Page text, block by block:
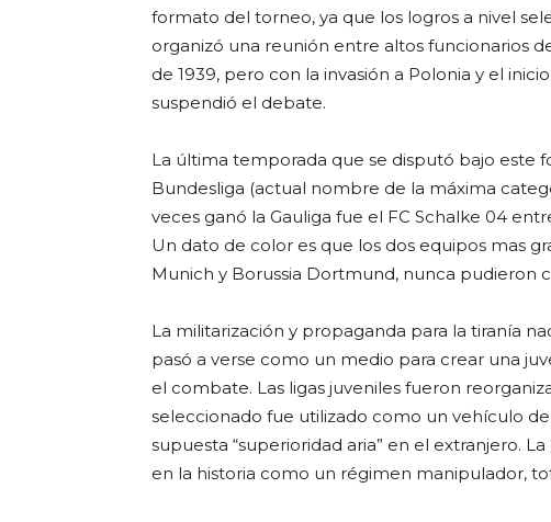
formato del torneo, ya que los logros a nivel
organizó una reunión entre altos funcionarios
de 1939, pero con la invasión a Polonia y el
suspendió el debate.
La última temporada que se disputó bajo este
Bundesliga (actual nombre de la máxima
veces ganó la Gauliga fue el FC Schalke 04
Un dato de color es que los dos equipos mas
Munich y Borussia Dortmund, nunca pudieron
La militarización y propaganda para la tiranía
pasó a verse como un medio para crear una
el combate. Las ligas juveniles fueron
seleccionado fue utilizado como un vehículo
supuesta “superioridad aria” en el extranjero.
en la historia como un régimen manipulador,